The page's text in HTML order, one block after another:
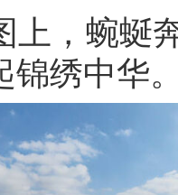
上，蜿蜒
锦绣中华